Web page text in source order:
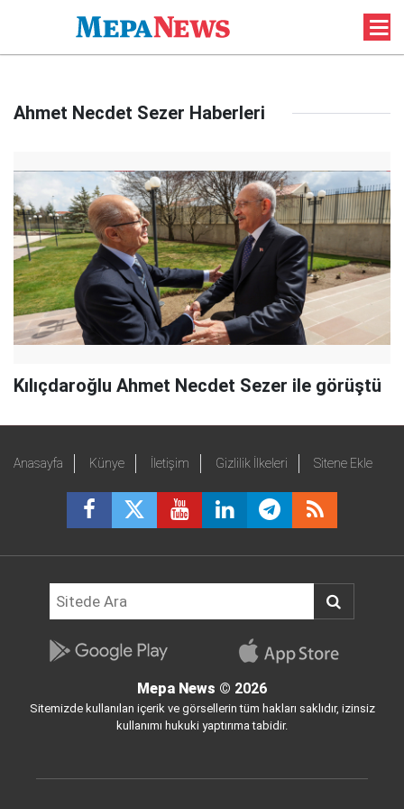
Ahmet Necdet Sezer Haberleri
Kılıçdaroğlu Ahmet Necdet Sezer ile görüştü
Anasayfa Künye İletişim Gizlilik İlkeleri Sitene Ekle
Mepa News © 2026
Sitemizde kullanılan içerik ve görsellerin tüm hakları saklıdır, izinsiz
kullanımı hukuki yaptırıma tabidir.